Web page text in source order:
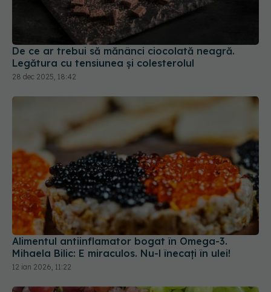
De ce ar trebui să mănânci ciocolată neagră.
Legătura cu tensiunea și colesterolul
28 dec 2025, 18:42
Alimentul antiinflamator bogat în Omega-3.
Mihaela Bilic: E miraculos. Nu-l înecați în ulei!
12 ian 2026, 11:22